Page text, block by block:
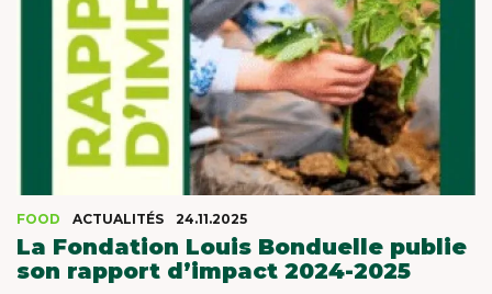
FOOD ACTUALITÉS 24.11.2025
La Fondation Louis Bonduelle publie
son rapport d’impact 2024-2025